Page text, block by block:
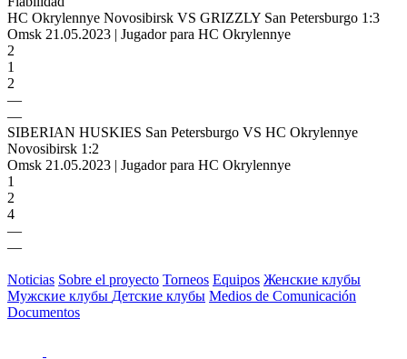
HC Okrylennye Novosibirsk VS GRIZZLY San Petersburgo 1:3
Omsk 21.05.2023 | Jugador para HC Okrylennye
2
1
2
—
—
SIBERIAN HUSKIES San Petersburgo VS HC Okrylennye
Novosibirsk 1:2
Omsk 21.05.2023 | Jugador para HC Okrylennye
1
2
4
—
—
Noticias Sobre el proyecto Torneos Equipos Женские клубы
Мужские клубы Детские клубы Medios de Comunicación
Documentos